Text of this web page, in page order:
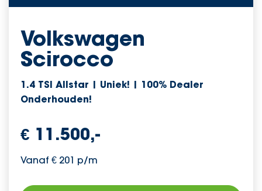
Volkswagen
Scirocco
1.4 TSI Allstar | Uniek! | 100% Dealer
Onderhouden!
€ 11.500,-
Vanaf € 201 p/m